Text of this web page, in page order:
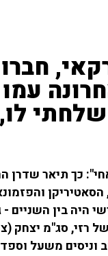
כך תיאר שדרן
לא רק קשר אישי היה
רזי, סג"מ יצחק